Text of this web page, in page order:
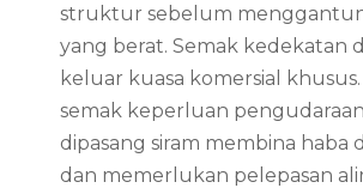
struktur sebelum
yang berat. Semak kedekatan
keluar kuasa komersial
semak keperluan
dipasang siram membina haba
dan memerlukan pelepasan